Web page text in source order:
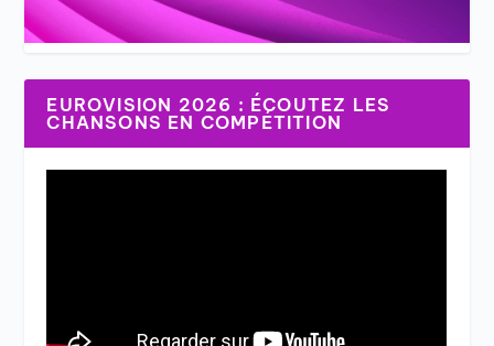
EUROVISION 2026 : ÉCOUTEZ LES
CHANSONS EN COMPÉTITION